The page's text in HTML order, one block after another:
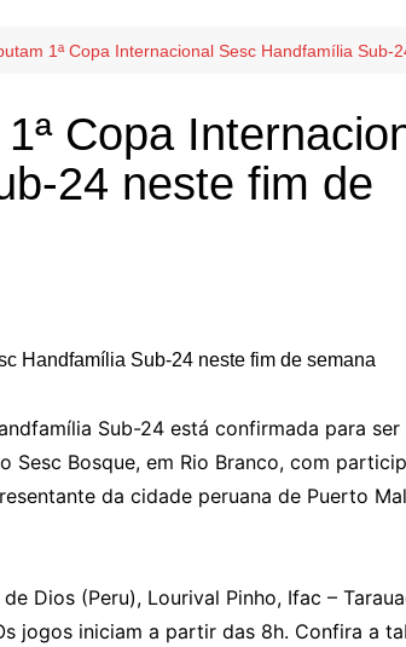
1ª Copa Internacional Sesc Handfamília Sub-
Copa
24 neste fim de
Sub-24 está confirmada para ser
Bosque, em Rio Branco, com
da cidade peruana de Puerto
Dios (Peru), Lourival Pinho, Ifac –
jogos iniciam a partir das 8h. Confira a